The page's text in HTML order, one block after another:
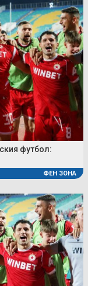
футбол:
ФЕН ЗОНА